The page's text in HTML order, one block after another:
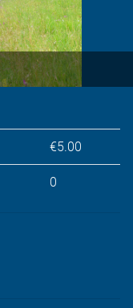
€5.00
0